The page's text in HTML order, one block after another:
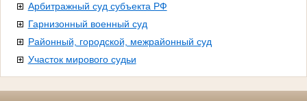
Арбитражный суд субъекта РФ
Гарнизонный военный суд
Районный, городской, межрайонный суд
Участок мирового судьи